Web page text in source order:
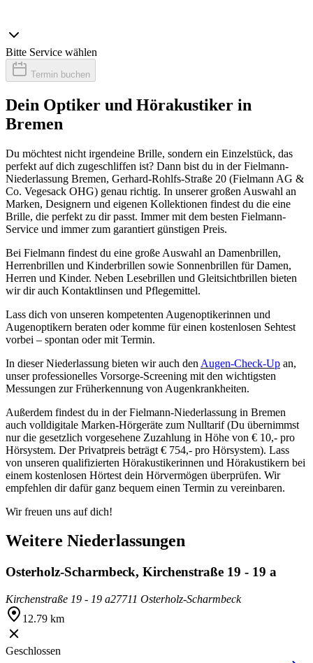
Bitte Service wählen
Termin buchen
Dein Optiker und Hörakustiker in
Bremen
Du möchtest nicht irgendeine Brille, sondern ein Einzelstück, das
perfekt auf dich zugeschliffen ist? Dann bist du in der Fielmann-
Niederlassung Bremen, Gerhard-Rohlfs-Straße 20 (Fielmann AG &
Co. Vegesack OHG) genau richtig. In unserer großen Auswahl an
Marken, Designern und eigenen Kollektionen findest du die eine
Brille, die perfekt zu dir passt. Immer mit dem besten Fielmann-
Service und immer zum garantiert günstigen Preis.
Bei Fielmann findest du eine große Auswahl an Damenbrillen,
Herrenbrillen und Kinderbrillen sowie Sonnenbrillen für Damen,
Herren und Kinder. Neben Lesebrillen und Gleitsichtbrillen bieten
wir dir auch Kontaktlinsen und Pflegemittel.
Lass dich von unseren kompetenten Augenoptikerinnen und
Augenoptikern beraten oder komme für einen kostenlosen Sehtest
vorbei – spontan oder mit Termin.
In dieser Niederlassung bieten wir auch den Augen-Check-Up an,
unser professionelles Vorsorge-Screening mit den wichtigsten
Messungen zur Früherkennung von Augenkrankheiten.
Außerdem findest du in der Fielmann-Niederlassung in Bremen
auch volldigitale Marken-Hörgeräte zum Nulltarif (Du übernimmst
nur die gesetzlich vorgesehene Zuzahlung in Höhe von € 10,- pro
Hörsystem. Der Privatpreis beträgt € 754,- pro Hörsystem). Lass
von unseren qualifizierten Hörakustikerinnen und Hörakustikern bei
einem kostenlosen Hörtest dein Hörvermögen überprüfen. Wir
empfehlen dir dafür ganz bequem einen Termin zu vereinbaren.
Wir freuen uns auf dich!
Weitere Niederlassungen
Osterholz-Scharmbeck, Kirchenstraße 19 - 19 a
Kirchenstraße 19 - 19 a27711 Osterholz-Scharmbeck
12.79 km
Geschlossen